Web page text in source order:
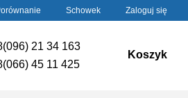
Schowek Zaloguj się
21 34 163
45 11 425
Koszyk